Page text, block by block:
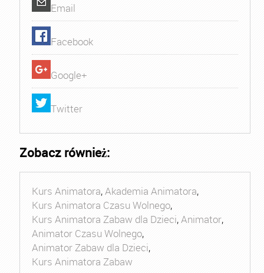
Email
Facebook
Google+
Twitter
Zobacz również:
Kurs Animatora,Akademia Animatora,
Kurs Animatora Czasu Wolnego,
Kurs Animatora Zabaw dla Dzieci,Animator,
Animator Czasu Wolnego,
Animator Zabaw dla Dzieci,
Kurs Animatora Zabaw